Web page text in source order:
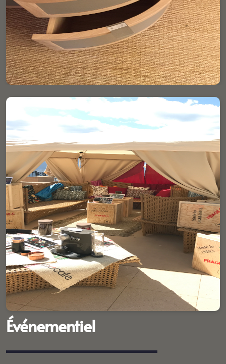
Événementiel